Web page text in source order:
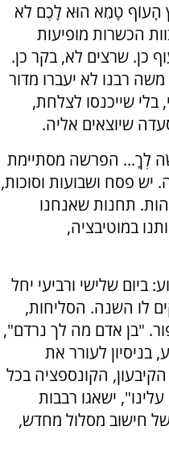
הָעוֹף טָמֵא הוּא לָכֶם לֹא
הכשרות מופיעות
כן. שרצים לא, בקר כן.
רבנו לא יעברו מדור
בלי שייכנסו לצלחת,
שיוצאים אליה.
לְךָ... הפרשה מסתיימת
פסח ושבועות וסוכות,
תחנות שאנחנו
במוטיבציה,
שלישי ורביעי יחל
לו השנה. הסליחות,
"בן אדם מה לך נרדם",
בניסיון לעורר את
הקונספציה בכל
ישאגו רבבות
חישוב מסלול מחדש,